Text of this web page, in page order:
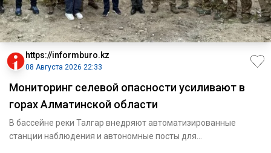
https://informburo.kz
08 Августа 2026 22:33
Мониторинг селевой опасности усиливают в
горах Алматинской области
В бассейне реки Талгар внедряют автоматизированные
станции наблюдения и автономные посты для